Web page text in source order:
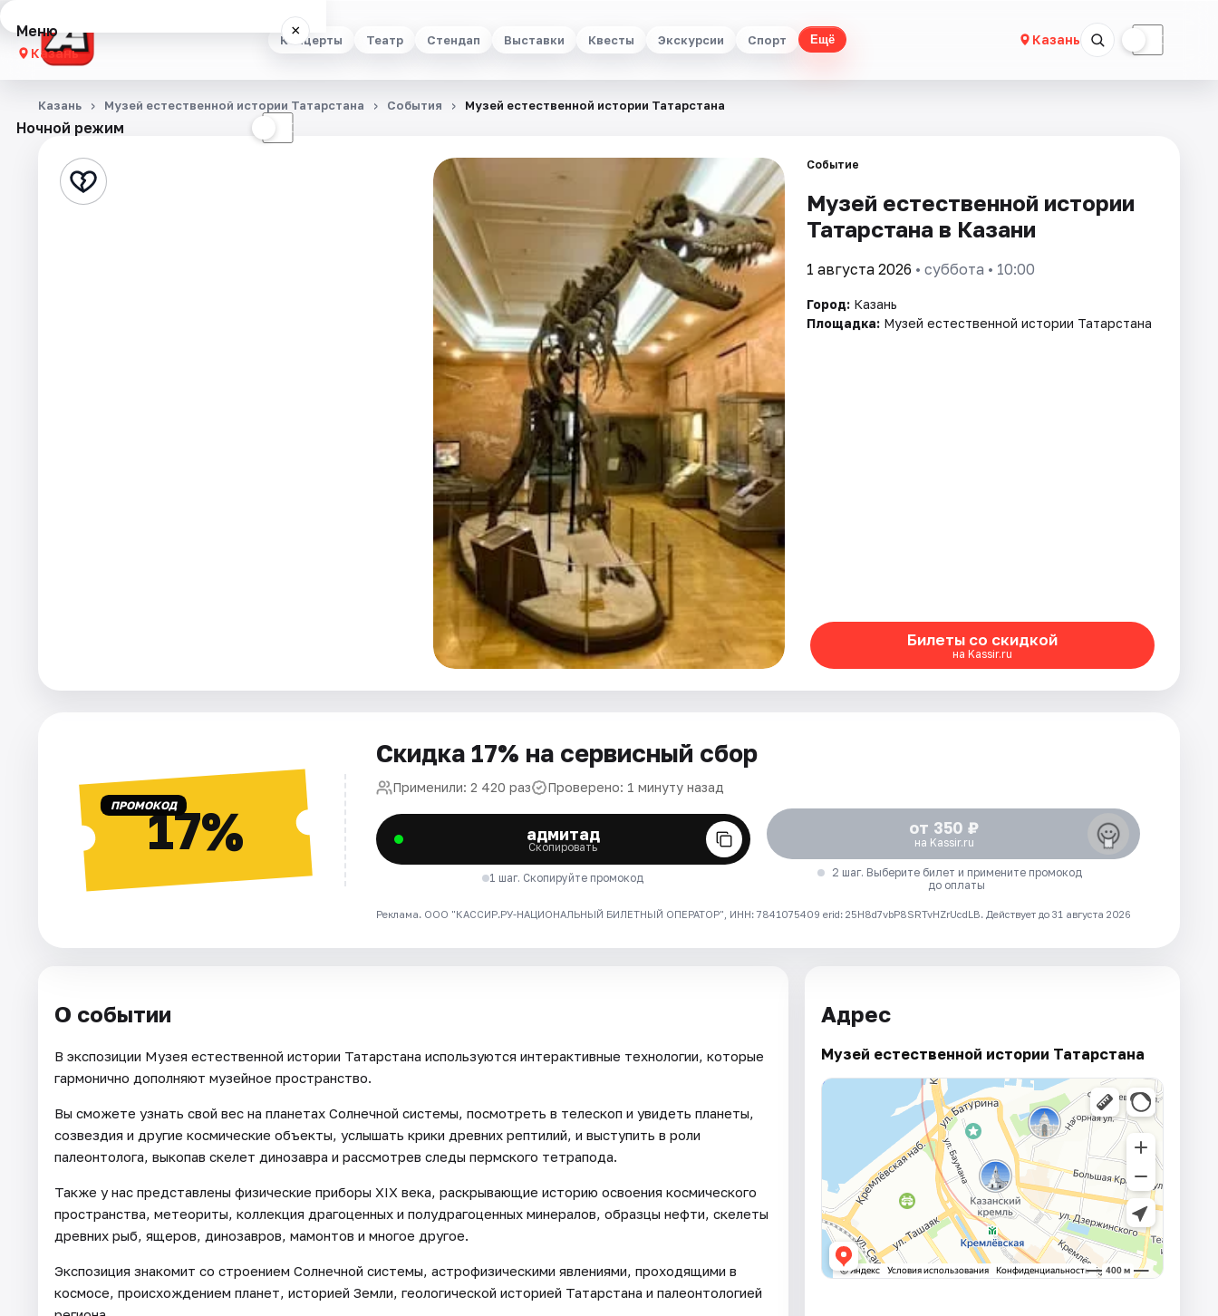
Концерты Театр Стендап Выставки Квесты Экскурсии Спорт Ещё Казань ☾
Меню ×
Казань
Концерты
Стендап
Ночной режим ☾
Казань Музей естественной истории Татарстана События Музей естественной истории Татарстана
Событие
Музей естественной истории
Татарстана в Казани
1 августа 2026 • суббота • 10:00
Город: Казань
Площадка: Музей естественной истории Татарстана
Билеты со скидкой
на Kassir.ru
ПРОМОКОД17%
Скидка 17% на сервисный сбор
Применили: 2 420 раз Проверено: 1 минуту назад
адмитад
Скопировать
1 шаг. Скопируйте промокод
от 350 ₽
на Kassir.ru
2 шаг. Выберите билет и примените промокод
до оплаты
Реклама. ООО "КАССИР.РУ-НАЦИОНАЛЬНЫЙ БИЛЕТНЫЙ ОПЕРАТОР", ИНН: 7841075409 erid: 25H8d7vbP8SRTvHZrUcdLB. Действует до 31 августа 2026
О событии
В экспозиции Музея естественной истории Татарстана используются интерактивные технологии, которые
гармонично дополняют музейное пространство.
Вы сможете узнать свой вес на планетах Солнечной системы, посмотреть в телескоп и увидеть планеты,
созвездия и другие космические объекты, услышать крики древних рептилий, и выступить в роли
палеонтолога, выкопав скелет динозавра и рассмотрев следы пермского тетрапода.
Также у нас представлены физические приборы XIX века, раскрывающие историю освоения космического
пространства, метеориты, коллекция драгоценных и полудрагоценных минералов, образцы нефти, скелеты
древних рыб, ящеров, динозавров, мамонтов и многое другое.
Экспозиция знакомит со строением Солнечной системы, астрофизическими явлениями, проходящими в
космосе, происхождением планет, историей Земли, геологической историей Татарстана и палеонтологией
Адрес
Музей естественной истории Татарстана